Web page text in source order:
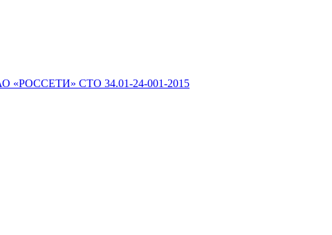
«РОССЕТИ» СТО 34.01-24-001-2015